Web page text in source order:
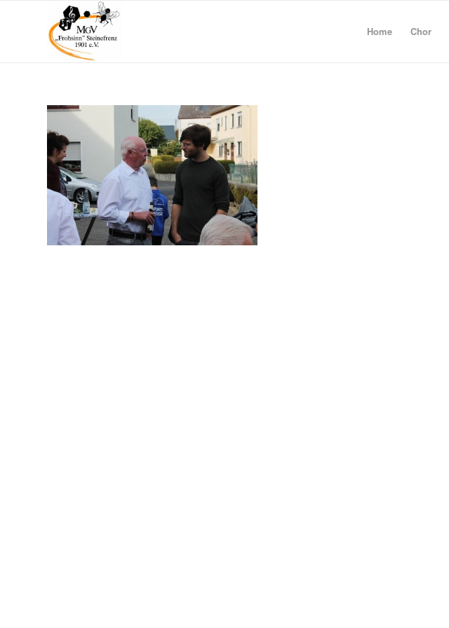
Home Chor